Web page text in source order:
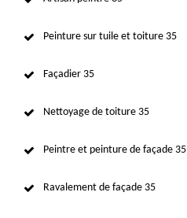
Peinture sur tuile et toiture 35
Façadier 35
Nettoyage de toiture 35
Peintre et peinture de façade 35
Ravalement de façade 35